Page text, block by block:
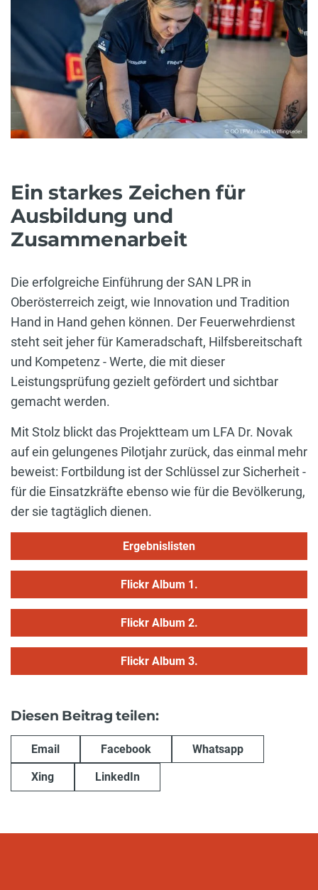
Ein starkes Zeichen für
Ausbildung und
Zusammenarbeit
Die erfolgreiche Einführung der SAN LPR in
Oberösterreich zeigt, wie Innovation und Tradition
Hand in Hand gehen können. Der Feuerwehrdienst
steht seit jeher für Kameradschaft, Hilfsbereitschaft
und Kompetenz - Werte, die mit dieser
Leistungsprüfung gezielt gefördert und sichtbar
gemacht werden.
Mit Stolz blickt das Projektteam um LFA Dr. Novak
auf ein gelungenes Pilotjahr zurück, das einmal mehr
beweist: Fortbildung ist der Schlüssel zur Sicherheit -
für die Einsatzkräfte ebenso wie für die Bevölkerung,
der sie tagtäglich dienen.
Ergebnislisten
Flickr Album 1.
Flickr Album 2.
Flickr Album 3.
Diesen Beitrag teilen:
Email Facebook Whatsapp
Xing LinkedIn